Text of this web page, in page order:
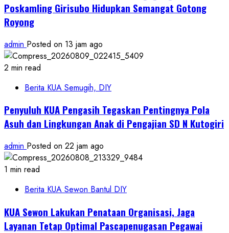
Poskamling Girisubo Hidupkan Semangat Gotong
Royong
admin Posted on 13 jam ago
2 min read
Berita KUA Semugih, DIY
Penyuluh KUA Pengasih Tegaskan Pentingnya Pola
Asuh dan Lingkungan Anak di Pengajian SD N Kutogiri
admin Posted on 22 jam ago
1 min read
Berita KUA Sewon Bantul DIY
KUA Sewon Lakukan Penataan Organisasi, Jaga
Layanan Tetap Optimal Pascapenugasan Pegawai